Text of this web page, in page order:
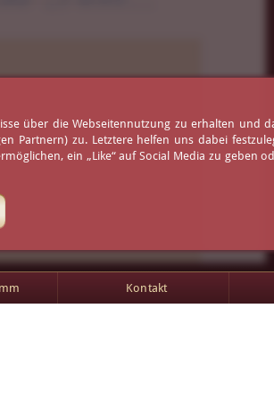
Kontakt
über die Webseitennutzung zu erhalten und
Partnern) zu. Letztere helfen uns dabei
ein „Like“ auf Social Media zu geben